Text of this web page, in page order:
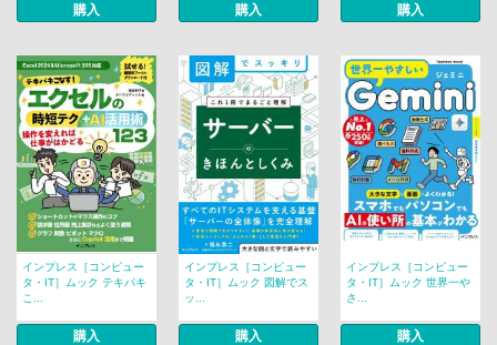
購入 購入 購入
インプレス［コンピュー
タ・IT］ムック テキパキ
こ...
購入
インプレス［コンピュー
タ・IT］ムック 図解でス
ッ...
購入
インプレス［コンピュー
タ・IT］ムック 世界一や
さ...
購入